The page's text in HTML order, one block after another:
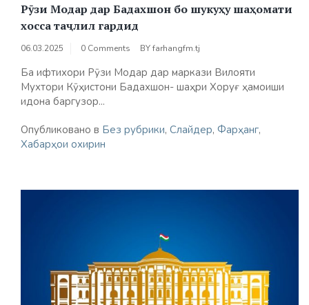
Рӯзи Модар дар Бадахшон бо шукуҳу шаҳомати
хосса таҷлил гардид
06.03.2025 0 Comments BYfarhangfm.tj
Ба ифтихори Рӯзи Модар дар маркази Вилояти
Мухтори Кӯҳистони Бадахшон- шаҳри Хоруғ ҳамоиши
идона баргузор...
Опубликовано в Без рубрики, Слайдер, Фарҳанг,
Хабарҳои охирин